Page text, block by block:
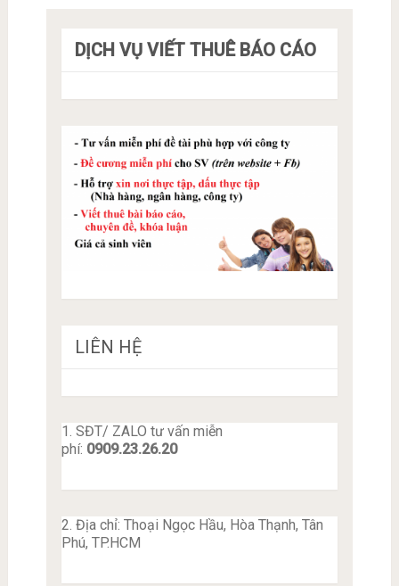
DỊCH VỤ VIẾT THUÊ BÁO CÁO
LIÊN HỆ
1. SĐT/ ZALO tư vấn miễn
phí: 0909.23.26.20
2. Địa chỉ: Thoại Ngọc Hầu, Hòa Thạnh, Tân
Phú, TP.HCM